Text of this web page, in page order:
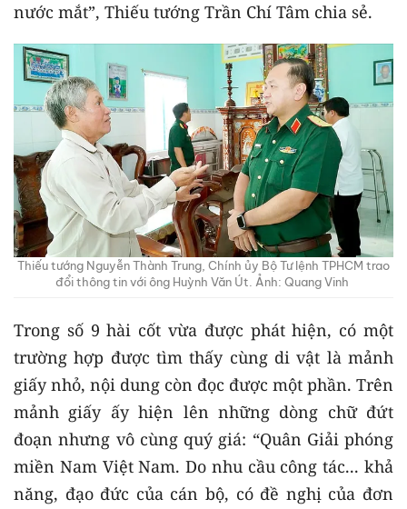
nước mắt”, Thiếu tướng Trần Chí Tâm chia sẻ.
Thiếu tướng Nguyễn Thành Trung, Chính ủy Bộ Tư lệnh TPHCM trao
đổi thông tin với ông Huỳnh Văn Út. Ảnh: Quang Vinh
Trong số 9 hài cốt vừa được phát hiện, có một
trường hợp được tìm thấy cùng di vật là mảnh
giấy nhỏ, nội dung còn đọc được một phần. Trên
mảnh giấy ấy hiện lên những dòng chữ đứt
đoạn nhưng vô cùng quý giá: “Quân Giải phóng
miền Nam Việt Nam. Do nhu cầu công tác... khả
năng, đạo đức của cán bộ, có đề nghị của đơn